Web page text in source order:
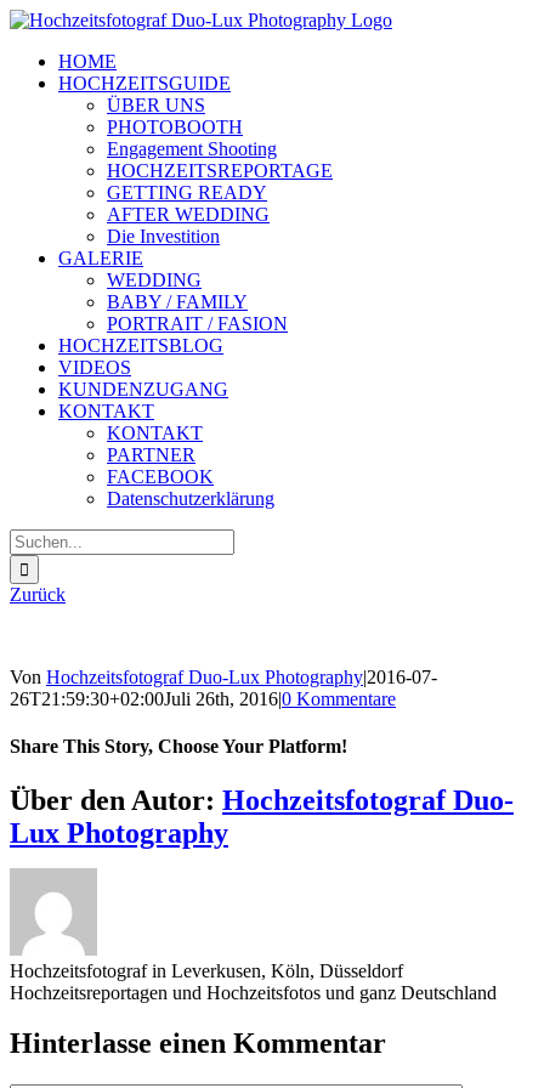
Zum
springenHOME
HOCHZEITSGUIDE
ÜBER UNS
PHOTOBOOTH
Engagement Shooting
HOCHZEITSREPORTAGE
GETTING READY
AFTER WEDDING
Die Investition
GALERIE
WEDDING
BABY / FAMILY
PORTRAIT / FASION
HOCHZEITSBLOG
VIDEOS
KUNDENZUGANG
KONTAKT
KONTAKT
PARTNER
FACEBOOK
Datenschutzerklärung
Suche
nach:
Zurück
Von Hochzeitsfotograf Duo-Lux Photography|2016-07-
26T21:59:30+02:00Juli 26th, 2016|0 Kommentare
Share This Story, Choose Your Platform!
Sharing_facebook
Sharing_twitter
Sharing_reddit
Über den Autor: Hochzeitsfotograf Duo-
Lux Photography
Hochzeitsfotograf in Leverkusen, Köln, Düsseldorf
Hochzeitsreportagen und Hochzeitsfotos und ganz Deutschland
Hinterlasse einen Kommentar